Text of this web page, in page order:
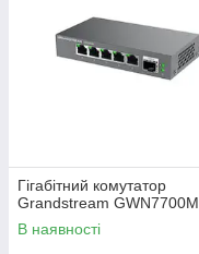
Гігабітний комутатор
Grandstream GWN7700M
В наявності